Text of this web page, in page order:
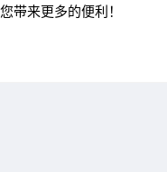
带来更多的便利！